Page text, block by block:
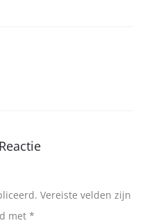
Vereiste velden zijn
met *